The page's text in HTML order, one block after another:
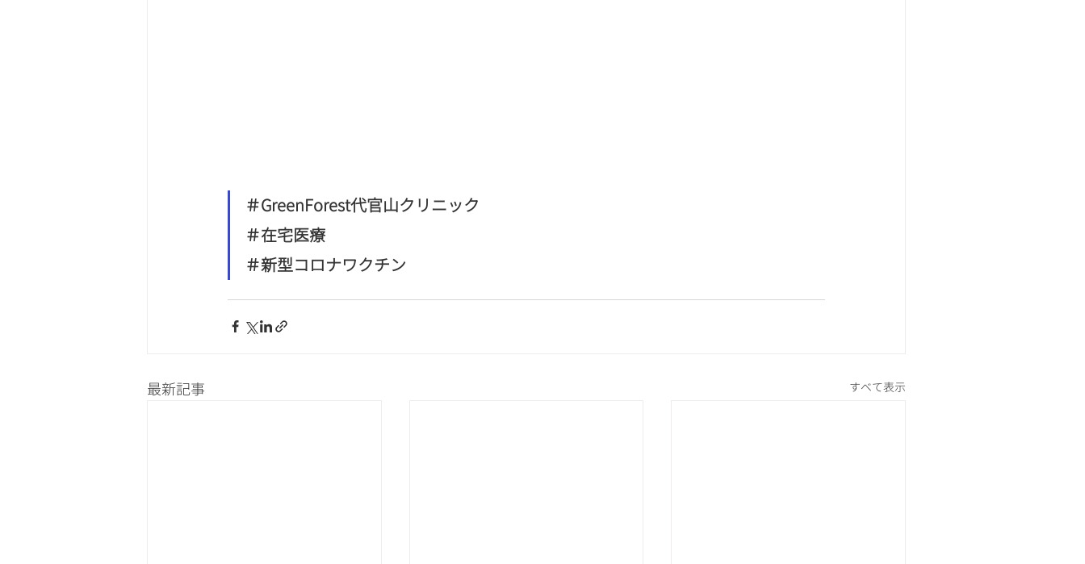
＃GreenForest代官山クリニック
＃在宅医療
＃新型コロナワクチン
最新記事 すべて表示